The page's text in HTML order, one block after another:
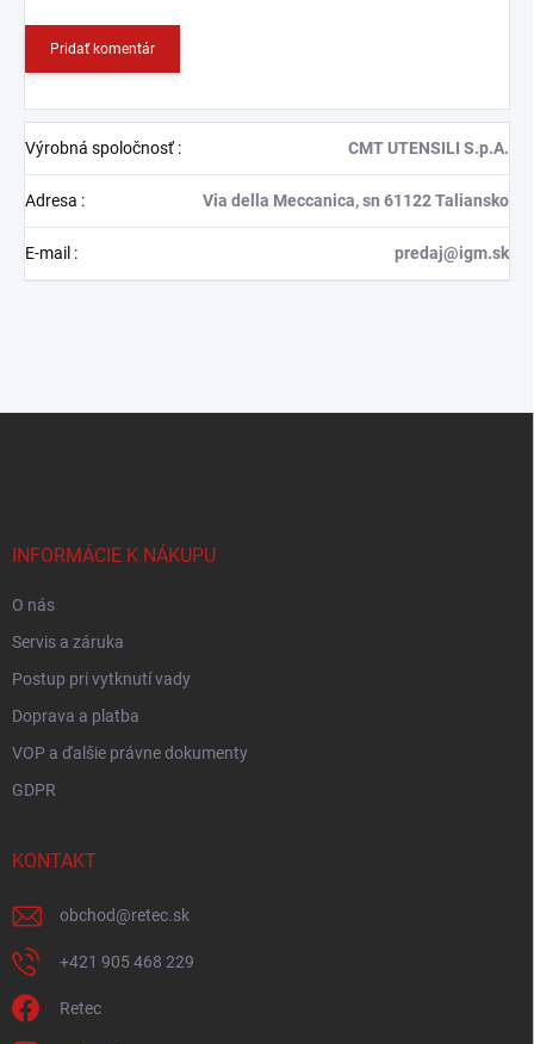
Pridať komentár
Výrobná spoločnosť: CMT UTENSILI S.p.A.
Adresa : Via della Meccanica, sn 61122 Taliansko
E-mail : predaj@igm.sk
INFORMÁCIE K NÁKUPU
O nás
Servis a záruka
Postup pri vytknutí vady
Doprava a platba
VOP a ďalšie právne dokumenty
GDPR
KONTAKT
obchod@retec.sk
+421 905 468 229
Retec